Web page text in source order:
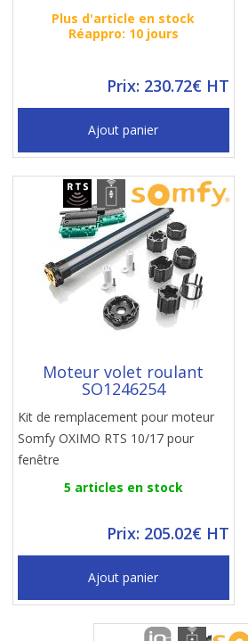
Plus d'article en stock
Réappro: 10 jours
Prix: 230.72€ HT
Ajout panier
Moteur volet roulant
SO1246254
Kit de remplacement pour moteur
Somfy OXIMO RTS 10/17 pour
fenêtre
5 articles en stock
Prix: 205.02€ HT
Ajout panier